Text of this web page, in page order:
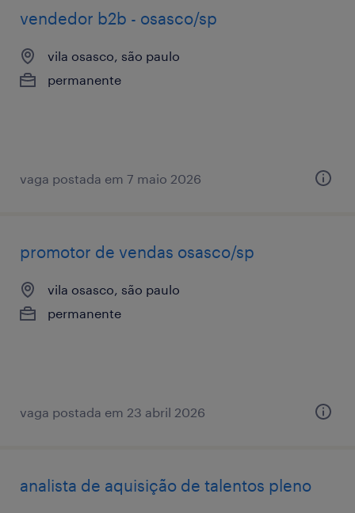
vendedor b2b - osasco/sp
vila osasco, são paulo
permanente
vaga postada em 7 maio 2026
promotor de vendas osasco/sp
vila osasco, são paulo
permanente
vaga postada em 23 abril 2026
analista de aquisição de talentos pleno